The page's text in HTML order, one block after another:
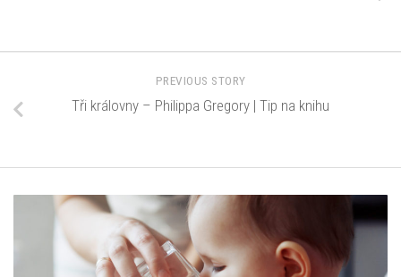
PREVIOUS STORY
Tři královny – Philippa Gregory | Tip na knihu